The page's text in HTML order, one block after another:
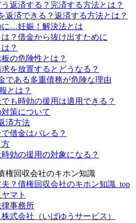
返済する？完済する方法とは？
返済できる？返済する方法とは？
に…妊娠！解決法とは
？借金から抜け出すために
？
の危険性とは？
を放置するとどうなる？
である多重債務が危険な理由
とは？
も時効の援用は適用できる？
策について
済方法
借金はバレる？
方
効の援用の対象になる？
権回収会社のキホン知識
？債権回収会社のキホン知識_top
マト
事務所
式会社（いばゆうサービス）